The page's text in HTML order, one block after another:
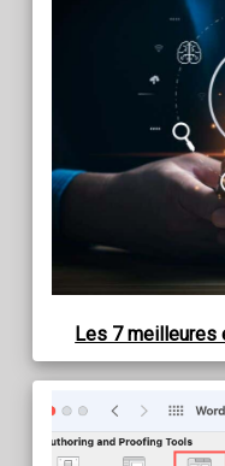
Les 7 meilleures